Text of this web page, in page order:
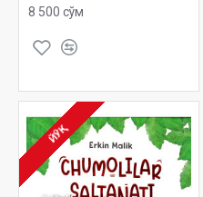
8 500 сўм
ЙЎҚ